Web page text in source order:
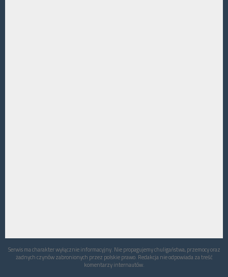
Serwis ma charakter wyłącznie informacyjny. Nie propagujemy chuligaństwa, przemocy oraz
żadnych czynów zabronionych przez polskie prawo. Redakcja nie odpowiada za treść
komentarzy internautów.